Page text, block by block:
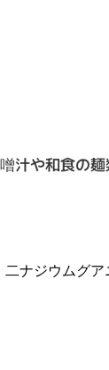
や和食の麺
ナジウムグ